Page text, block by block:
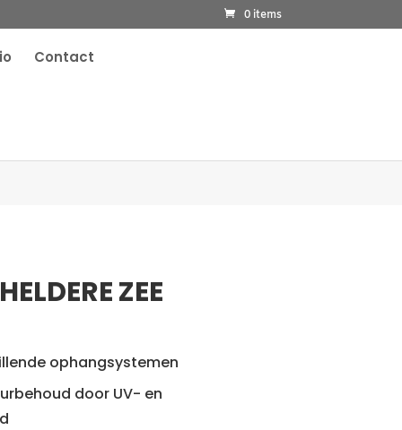
0 items
Contact
ZEE
ophangsystemen
door UV- en